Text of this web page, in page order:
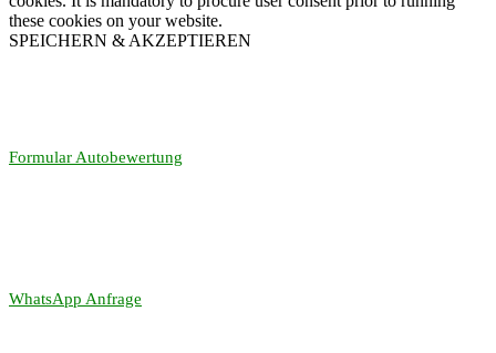
these cookies on your website.
SPEICHERN & AKZEPTIEREN
Formular Autobewertung
WhatsApp Anfrage